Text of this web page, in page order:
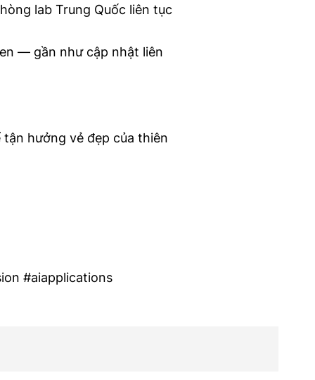
lab Trung Quốc liên tục
— gần như cập nhật liên
hưởng vẻ đẹp của thiên
#aiapplications